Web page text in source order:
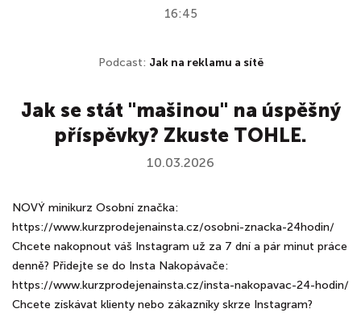
16:45
Podcast: Jak na reklamu a sítě
Jak se stát "mašinou" na úspěšný
příspěvky? Zkuste TOHLE.
10.03.2026
NOVÝ minikurz Osobní značka:
https://www.kurzprodejenainsta.cz/osobni-znacka-24hodin/
Chcete nakopnout váš Instagram už za 7 dní a pár minut práce
denně? Přidejte se do Insta Nakopávače:
https://www.kurzprodejenainsta.cz/insta-nakopavac-24-hodin/
Chcete získávat klienty nebo zákazníky skrze Instagram?